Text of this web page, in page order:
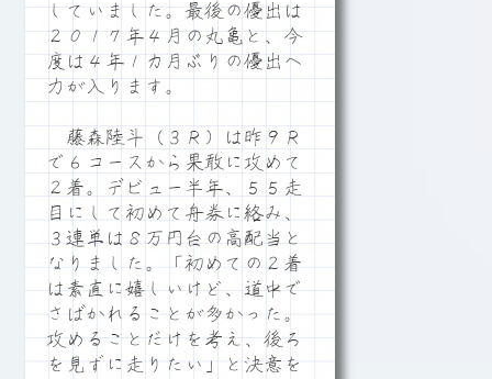
していました。最後の優出は
２０１７年４月の丸亀と、今
度は４年１カ月ぶりの優出へ
力が入ります。
藤森陸斗（３Ｒ）は昨９Ｒ
で６コースから果敢に攻めて
２着。デビュー半年、５５走
目にして初めて舟券に絡み、
３連単は８万円台の高配当と
なりました。「初めての２着
は素直に嬉しいけど、道中で
さばかれることが多かった。
攻めることだけを考え、後ろ
を見ずに走りたい」と決意を